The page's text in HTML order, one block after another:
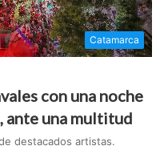
Catamarca
con una noche
ante una multitud
destacados artistas.